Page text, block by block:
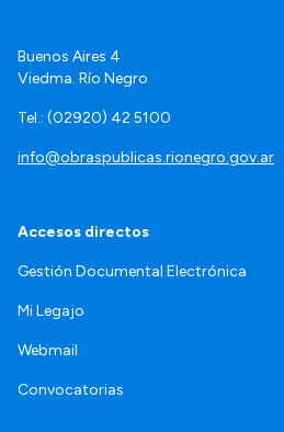
Buenos Aires 4
Viedma. Río Negro
Tel.: (02920) 42 5100
info@obraspublicas.rionegro.gov.ar
Accesos directos
Gestión Documental Electrónica
Mi Legajo
Webmail
Convocatorias